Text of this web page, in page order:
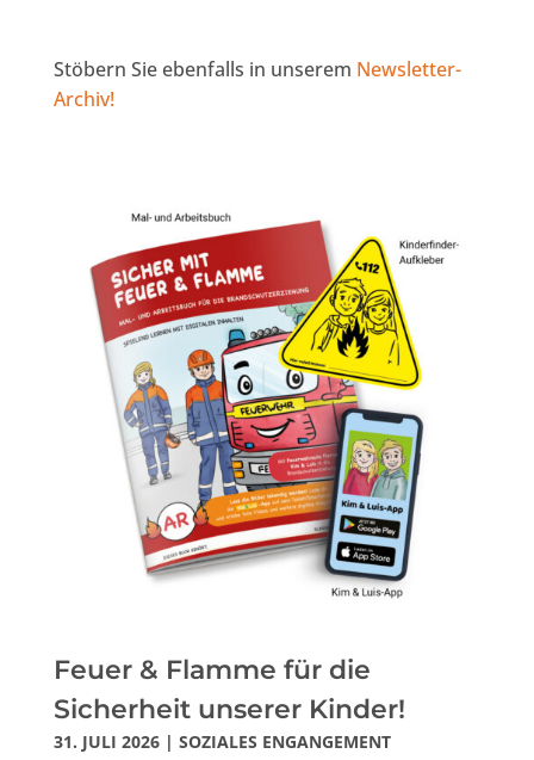
Stöbern Sie ebenfalls in unserem Newsletter-
Archiv!
Feuer & Flamme für die
Sicherheit unserer Kinder!
31. JULI 2026| SOZIALES ENGANGEMENT